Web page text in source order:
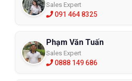
Sales Expert
091 464 8325
Phạm Văn Tuấn
Sales Expert
0888 149 686